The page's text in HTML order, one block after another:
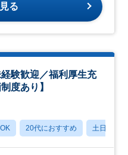
る
験歓迎／福利厚生充
度あり】
20代におすすめ 土日祝休み